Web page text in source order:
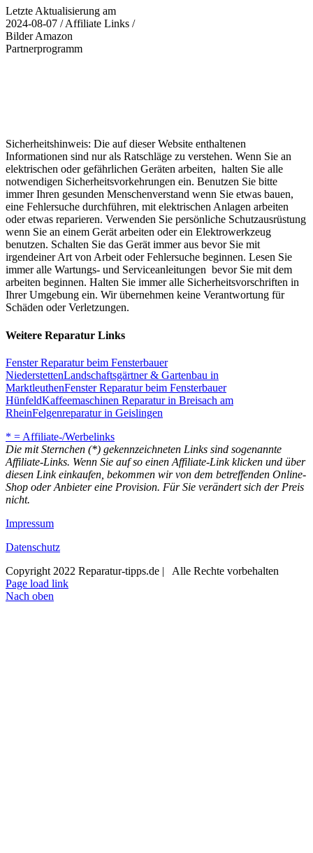
Letzte Aktualisierung am
2024-08-07 / Affiliate Links /
Bilder Amazon
Partnerprogramm
Sicherheitshinweis: Die auf dieser Website enthaltenen
Informationen sind nur als Ratschläge zu verstehen. Wenn Sie an
elektrischen oder gefährlichen Geräten arbeiten, halten Sie alle
notwendigen Sicherheitsvorkehrungen ein. Benutzen Sie bitte
immer Ihren gesunden Menschenverstand wenn Sie etwas bauen,
eine Fehlersuche durchführen, mit elektrischen Anlagen arbeiten
oder etwas reparieren. Verwenden Sie persönliche Schutzausrüstung
wenn Sie an einem Gerät arbeiten oder ein Elektrowerkzeug
benutzen. Schalten Sie das Gerät immer aus bevor Sie mit
irgendeiner Art von Arbeit oder Fehlersuche beginnen. Lesen Sie
immer alle Wartungs- und Serviceanleitungen bevor Sie mit dem
arbeiten beginnen. Halten Sie immer alle Sicherheitsvorschriften in
Ihrer Umgebung ein. Wir übernehmen keine Verantwortung für
Schäden oder Verletzungen.
Weitere Reparatur Links
Fenster Reparatur beim Fensterbauer
NiederstettenLandschaftsgärtner & Gartenbau in
MarktleuthenFenster Reparatur beim Fensterbauer
HünfeldKaffeemaschinen Reparatur in Breisach am
RheinFelgenreparatur in Geislingen
* = Affiliate-/Werbelinks
Die mit Sternchen (*) gekennzeichneten Links sind sogenannte
Affiliate-Links. Wenn Sie auf so einen Affiliate-Link klicken und über
diesen Link einkaufen, bekommen wir von dem betreffenden Online-
Shop oder Anbieter eine Provision. Für Sie verändert sich der Preis
nicht.
Impressum
Datenschutz
Copyright 2022 Reparatur-tipps.de | Alle Rechte vorbehalten
Page load link
Nach oben